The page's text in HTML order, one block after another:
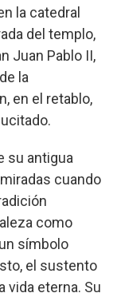
la catedral
del templo,
Juan Pablo II,
la
en el retablo,
su antigua
cuando
como
símbolo
el sustento
vida eterna. Su